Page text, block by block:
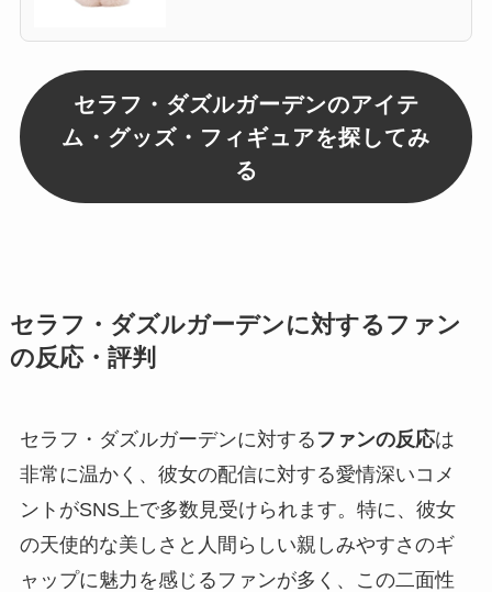
セラフ・ダズルガーデンのアイテ
ム・グッズ・フィギュアを探してみ
る
セラフ・ダズルガーデンに対するファン
の反応・評判
セラフ・ダズルガーデンに対する ファンの反応は
非常に温かく、彼女の配信に対する愛情深いコメ
ントがSNS上で多数見受けられます。特に、彼女
の天使的な美しさと人間らしい親しみやすさのギ
ャップに魅力を感じるファンが多く、この二面性